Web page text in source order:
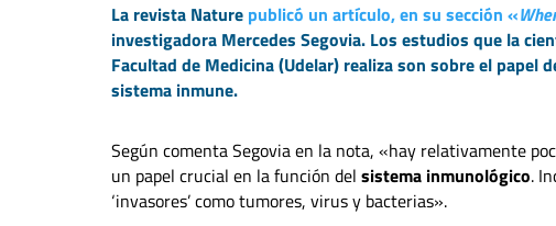
La revista Nature publicó un artículo, en su sección «
investigadora Mercedes Segovia. Los estudios que la
Facultad de Medicina (Udelar) realiza son sobre el papel
sistema inmune.
Según comenta Segovia en la nota, «hay relativamente
un papel crucial en la función del sistema inmunológico.
‘invasores’ como tumores, virus y bacterias».